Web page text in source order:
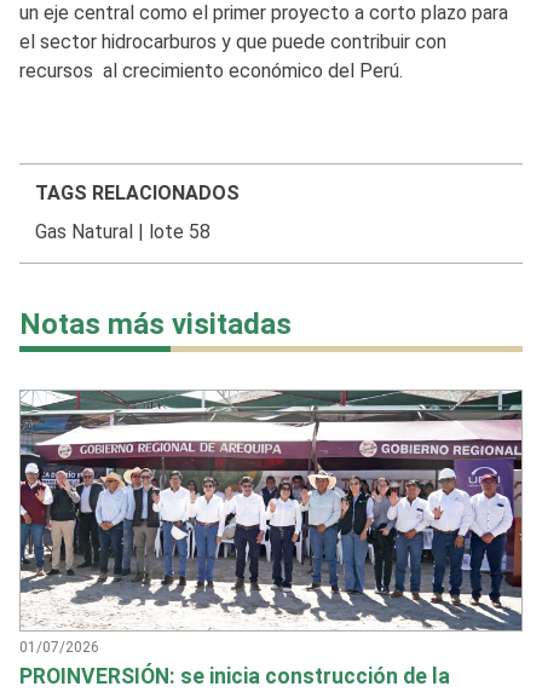
un eje central como el primer proyecto a corto plazo para
el sector hidrocarburos y que puede contribuir con
recursos al crecimiento económico del Perú.
TAGS RELACIONADOS
Gas Natural
lote 58
Notas más visitadas
01/07/2026
PROINVERSIÓN: se inicia construcción de la